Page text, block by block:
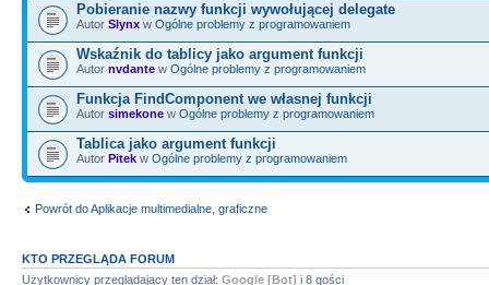
Pobieranie nazwy funkcji wywołującej delegate
Autor Slynx w Ogólne problemy z programowaniem
Wskaźnik do tablicy jako argument funkcji
Autor nvdante w Ogólne problemy z programowaniem
Funkcja FindComponent we własnej funkcji
Autor simekone w Ogólne problemy z programowaniem
Tablica jako argument funkcji
Autor Pitek w Ogólne problemy z programowaniem
Powrót do Aplikacje multimedialne, graficzne
KTO PRZEGLĄDA FORUM
Użytkownicy przeglądający ten dział: Google [Bot] i 8 gości